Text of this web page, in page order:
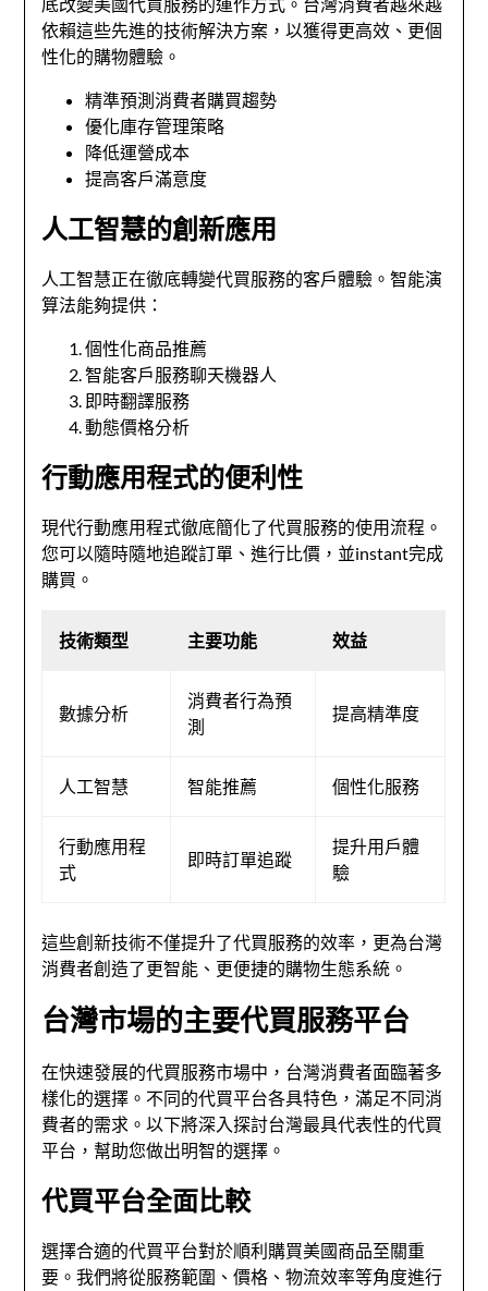
依賴這些先進的技術解決方案，以獲得更高效、更個
性化的購物體驗。
精準預測消費者購買趨勢
優化庫存管理策略
降低運營成本
提高客戶滿意度
人工智慧的創新應用
人工智慧正在徹底轉變代買服務的客戶體驗。智能演
算法能夠提供：
個性化商品推薦
智能客戶服務聊天機器人
即時翻譯服務
動態價格分析
行動應用程式的便利性
現代行動應用程式徹底簡化了代買服務的使用流程。
您可以隨時隨地追蹤訂單、進行比價，並instant完成
購買。
技術類型 主要功能 效益
數據分析
消費者行為預
測
提高精準度
人工智慧 智能推薦 個性化服務
行動應用程
式
即時訂單追蹤
提升用戶體
驗
這些創新技術不僅提升了代買服務的效率，更為台灣
消費者創造了更智能、更便捷的購物生態系統。
台灣市場的主要代買服務平台
在快速發展的代買服務市場中，台灣消費者面臨著多
樣化的選擇。不同的代買平台各具特色，滿足不同消
費者的需求。以下將深入探討台灣最具代表性的代買
平台，幫助您做出明智的選擇。
代買平台全面比較
選擇合適的代買平台對於順利購買美國商品至關重
要。我們將從服務範圍、價格、物流效率等角度進行